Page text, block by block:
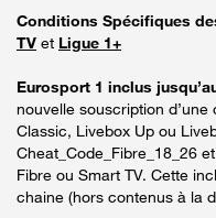
Conditions Spécifiques
TV et Ligue 1+
Eurosport 1 inclus
nouvelle souscription
Classic, Livebox Up ou
Cheat_Code_Fibre_18_26
Fibre ou Smart TV. Cette
chaine (hors contenus à la